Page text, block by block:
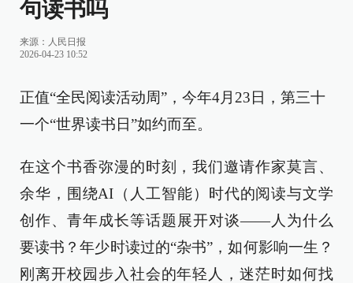
句读书吗
来源： 人民日报
2026-04-23 10:52
正值“全民阅读活动周”，今年4月23日，第三十
一个“世界读书日”如约而至。
在这个书香弥漫的时刻，我们邀请作家莫言、
余华，围绕AI（人工智能）时代的阅读与文学
创作、青年成长等话题展开对谈——人为什么
要读书？年少时读过的“杂书”，如何影响一生？
刚离开校园步入社会的年轻人，迷茫时如何找